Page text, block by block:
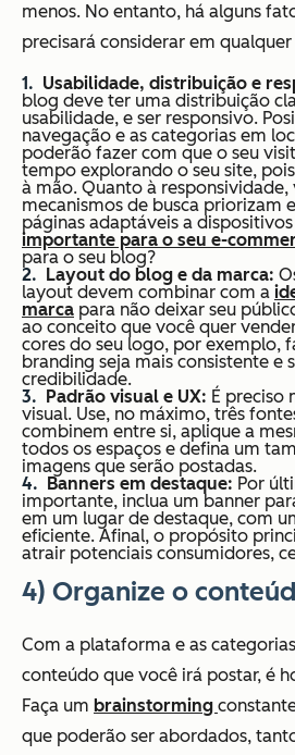
menos. No entanto, há alguns
precisará considerar em
Usabilidade, distribuição e
blog deve ter uma distribuição
usabilidade, e ser responsivo.
navegação e as categorias em
poderão fazer com que o seu
tempo explorando o seu site,
à mão. Quanto à responsividade,
mecanismos de busca priorizam
páginas adaptáveis a
importante para o seu e-
para o seu blog?
Layout do blog e da marca:
layout devem combinar com a
marca para não deixar seu
ao conceito que você quer
cores do seu logo, por exemplo,
branding seja mais consistente e
credibilidade.
Padrão visual e UX: É preciso
visual. Use, no máximo, três
combinem entre si, aplique a
todos os espaços e defina um
imagens que serão postadas.
Banners em destaque: Por
importante, inclua um banner
em um lugar de destaque, com
eficiente. Afinal, o propósito
atrair potenciais consumidores,
4) Organize o
Com a plataforma e as
conteúdo que você irá postar, é
Faça um brainstorming
que poderão ser abordados,